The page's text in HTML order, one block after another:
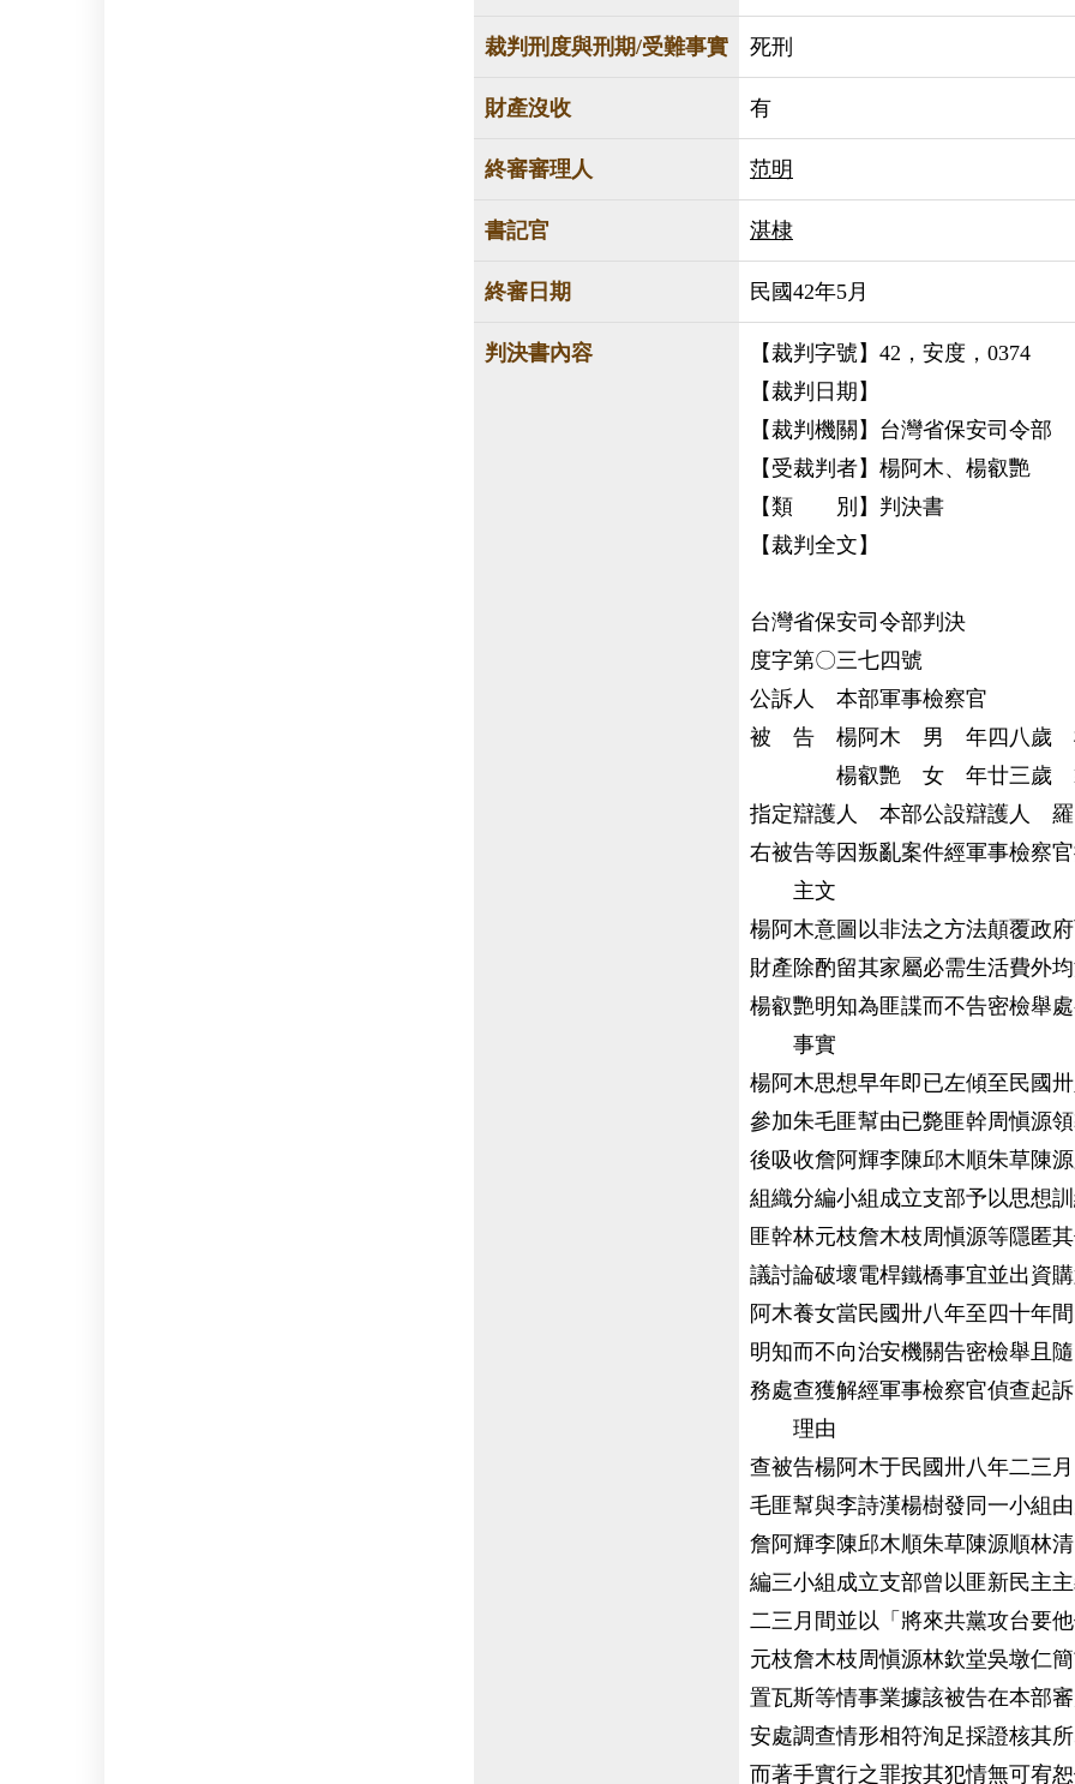
裁判刑度與刑期/受難事實 死刑
財產沒收 有
終審審理人 范明
書記官 湛棣
終審日期 民國42年5月
判決書內容
【裁判字號】42，安度，0374
【裁判日期】
【裁判機關】台灣省保安司令部
【受裁判者】楊阿木、楊叡艷
【類 別】判決書
【裁判全文】
台灣省保安
度字第〇三七四號
公訴人 本部軍事檢察官
被 告 楊阿木 男 年四八歲
楊叡艷 女 年廿三歲 籍
指定辯護人 本部公設辯護人
右被告等因叛亂案件經軍事檢察
主文
楊阿木意圖以非法之方法顛覆政
財產除酌留其家屬必需生活費外
楊叡艷明知為匪諜而不告密檢舉
事實
楊阿木思想早年即已左傾至民國
參加朱毛匪幫由已斃匪幹周愼源
後吸收詹阿輝李陳邱木順朱草陳
組織分編小組成立支部予以思想
匪幹林元枝詹木枝周愼源等隱匿
議討論破壞電桿鐵橋事宜並出資
阿木養女當民國卅八年至四十年
明知而不向治安機關告密檢舉且
務處查獲解經軍事檢察官偵查起訴
理由
查被告楊阿木于民國卅八年二三
毛匪幫與李詩漢楊樹發同一小組
詹阿輝李陳邱木順朱草陳源順林
編三小組成立支部曾以匪新民主
二三月間並以「將來共黨攻台要
元枝詹木枝周愼源林欽堂吳墩仁
置瓦斯等情事業據該被告在本部
安處調查情形相符洵足採證核其
而著手實行之罪按其犯情無可宥